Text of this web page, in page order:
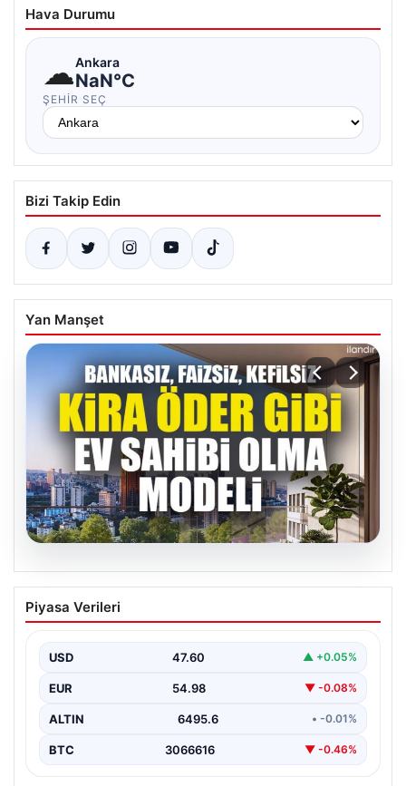
Hava Durumu
☁Ankara
NaN°C
ŞEHIR SEÇ
Bizi Takip Edin
Yan Manşet
DAP Yapı’dan bir ilk! Emlak Konut
güvencesi Dap vizyonuyla kendi
Piyasa Verileri
USD 47.60 ▲ +0.05%
EUR 54.98 ▼ -0.08%
ALTIN 6495.6 • -0.01%
BTC 3066616 ▼ -0.46%